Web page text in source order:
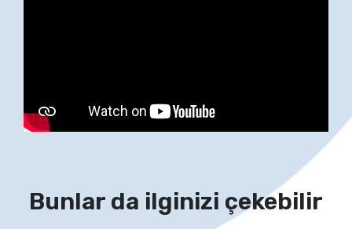
Bunlar da ilginizi çekebilir